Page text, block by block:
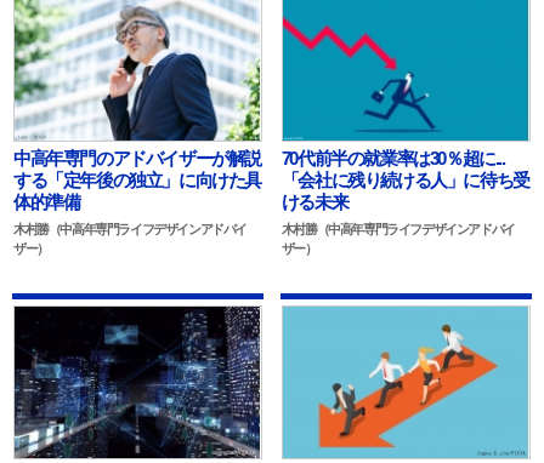
中高年専門のアドバイザーが解説
する「定年後の独立」に向けた具
体的準備
木村勝（中高年専門ライフデザインアドバイ
ザー）
70代前半の就業率は30％超に...
「会社に残り続ける人」に待ち受
ける未来
木村勝（中高年専門ライフデザインアドバイ
ザー）